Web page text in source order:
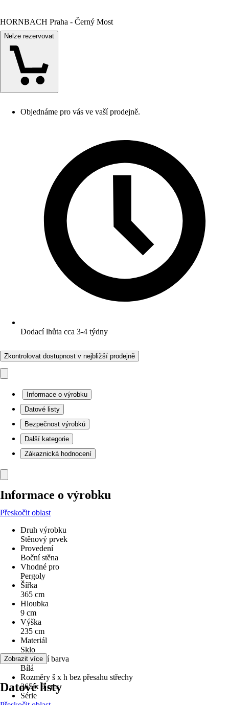
HORNBACH Praha - Černý Most
Nelze rezervovat
Objednáme pro vás ve vaší prodejně.
Dodací lhůta cca 3-4 týdny
Zkontrolovat dostupnost v nejbližší prodejně
Informace o výrobku
Datové listy
Bezpečnost výrobků
Další kategorie
Zákaznická hodnocení
Informace o výrobku
Přeskočit oblast
Druh výrobku
Stěnový prvek
Provedení
Boční stěna
Vhodné pro
Pergoly
Šířka
365 cm
Hloubka
9 cm
Výška
235 cm
Materiál
Sklo
Základní barva
Bílá
Rozměry š x h bez přesahu střechy
365 x 9 cm
Série
Zobrazit více
Datové listy